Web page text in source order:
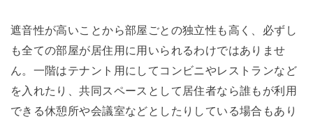
遮音性が高いことから部屋ごとの独立性も高く、必ずし
も全ての部屋が居住用に用いられるわけではありませ
ん。一階はテナント用にしてコンビニやレストランなど
を入れたり、共同スペースとして居住者なら誰もが利用
できる休憩所や会議室などとしたりしている場合もあり